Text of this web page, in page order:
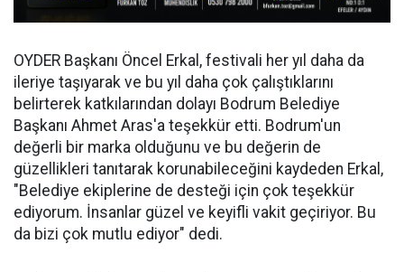
OYDER Başkanı Öncel Erkal, festivali her yıl daha da
ileriye taşıyarak ve bu yıl daha çok çalıştıklarını
belirterek katkılarından dolayı Bodrum Belediye
Başkanı Ahmet Aras'a teşekkür etti. Bodrum'un
değerli bir marka olduğunu ve bu değerin de
güzellikleri tanıtarak korunabileceğini kaydeden Erkal,
"Belediye ekiplerine de desteği için çok teşekkür
ediyorum. İnsanlar güzel ve keyifli vakit geçiriyor. Bu
da bizi çok mutlu ediyor" dedi.